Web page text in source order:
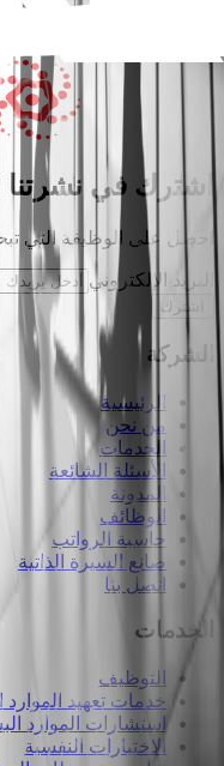
اشترك في نشرتنا
احصل على الوظيفة التي
البريد الإلكتروني
اشترك
الشركة
الرئيسية
من نحن
الخدمات
الأسئلة الشائعة
المدونة
الوظائف
حاسبة الرواتب
صانع السيرة الذاتية
اتصل بنا
الخدمات
التوظيف
خدمات تعهيد الموارد
استشارات الموارد
الاختبارات النفسية